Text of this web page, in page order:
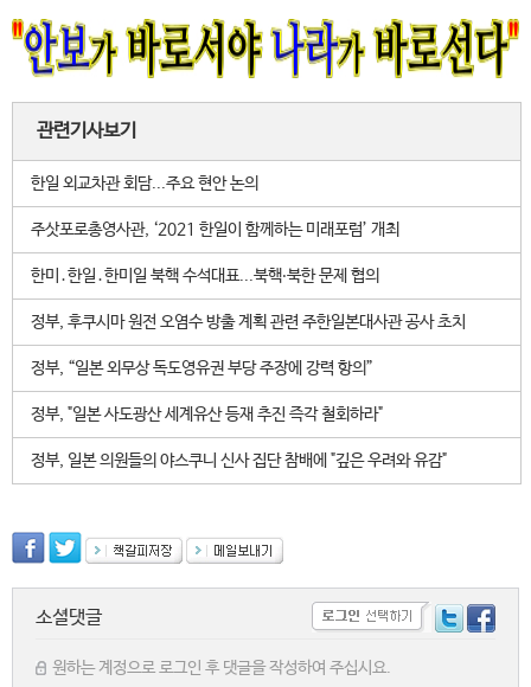
관련기사보기
한일 외교차관 회담...주요 현안 논의
주삿포로총영사관, ‘2021 한일이 함께하는 미래포럼’ 개최
한미․한일․한미일 북핵 수석대표...북핵‧북한 문제 협의
정부, 후쿠시마 원전 오염수 방출 계획 관련 주한일본대사관 공사 초치
정부, “일본 외무상 독도영유권 부당 주장에 강력 항의”
정부, "일본 사도광산 세계유산 등재 추진 즉각 철회하라"
정부, 일본 의원들의 야스쿠니 신사 집단 참배에 "깊은 우려와 유감"
소셜댓글
원하는 계정으로 로그인 후 댓글을 작성하여 주십시요.